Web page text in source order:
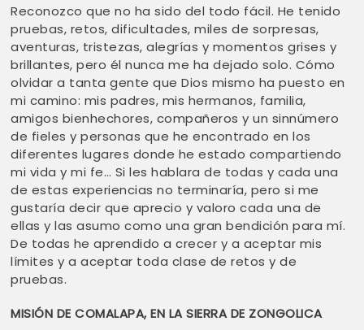
Reconozco que no ha sido del todo fácil. He tenido
pruebas, retos, dificultades, miles de sorpresas,
aventuras, tristezas, alegrías y momentos grises y
brillantes, pero él nunca me ha dejado solo. Cómo
olvidar a tanta gente que Dios mismo ha puesto en
mi camino: mis padres, mis hermanos, familia,
amigos bienhechores, compañeros y un sinnúmero
de fieles y personas que he encontrado en los
diferentes lugares donde he estado compartiendo
mi vida y mi fe… Si les hablara de todas y cada una
de estas experiencias no terminaría, pero si me
gustaría decir que aprecio y valoro cada una de
ellas y las asumo como una gran bendición para mí.
De todas he aprendido a crecer y a aceptar mis
límites y a aceptar toda clase de retos y de
pruebas.
MISIÓN DE COMALAPA, EN LA SIERRA DE ZONGOLICA